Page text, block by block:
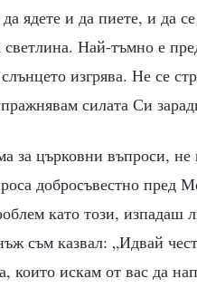
ядете и да пиете, и да
Най-тъмно е
изгрява. Не се
силата Си
за църковни въпроси,
добросъвестно пред
като този, изпадаш
съм казвал: „Идвай
които искам от вас да